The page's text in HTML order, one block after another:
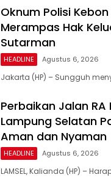
Oknum Polisi
Merampas Hak
Sutarman
HEADLINE Agustus 6, 2026
Jakarta (HP) – Sungguh
Perbaikan Jalan
Lampung Selatan
Aman dan Nyaman
HEADLINE Agustus 6, 2026
LAMSEL, Kalianda (HP) –